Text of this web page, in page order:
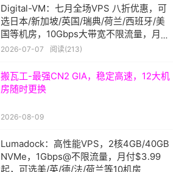
Digital-VM：七月全场VPS 八折优惠，可
选日本/新加坡/英国/瑞典/荷兰/西班牙/美
国等机房，10Gbps大带宽不限流量，月付
$8起
2026-07-07 阅读(213)
搬瓦工-最强CN2 GIA，稳定高速，12大机
房随时更换
2026-08-09
Lumadock：高性能VPS，2核4GB/40GB
NVMe，1Gbps@不限流量，月付$3.99
起，可选美/英/德/法/荷兰等10机房